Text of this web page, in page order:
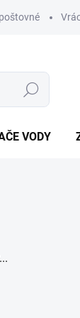
Hledat
VODY